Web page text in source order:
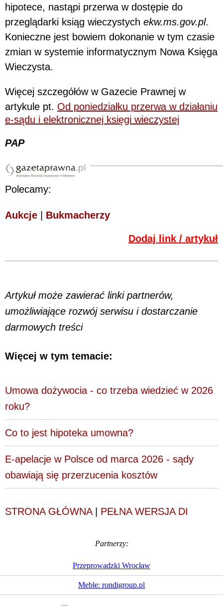
hipotece, nastąpi przerwa w dostępie do
przeglądarki ksiąg wieczystych ekw.ms.gov.pl.
Konieczne jest bowiem dokonanie w tym czasie
zmian w systemie informatycznym Nowa Księga
Wieczysta.
Więcej szczegółów w Gazecie Prawnej w
artykule pt. Od poniedziałku przerwa w działaniu
e-sądu i elektronicznej księgi wieczystej
PAP
Polecamy:
Aukcje Bukmacherzy
Dodaj link / artykuł
Artykuł może zawierać linki partnerów,
umożliwiające rozwój serwisu i dostarczanie
darmowych treści
Więcej w tym temacie:
Umowa dożywocia - co trzeba wiedzieć w 2026
roku?
Co to jest hipoteka umowna?
E-apelacje w Polsce od marca 2026 - sądy
obawiają się przerzucenia kosztów
STRONA GŁÓWNA| PEŁNA WERSJA DI
Partnerzy:
Przeprowadzki Wrocław
Meble: rondigroup.pl